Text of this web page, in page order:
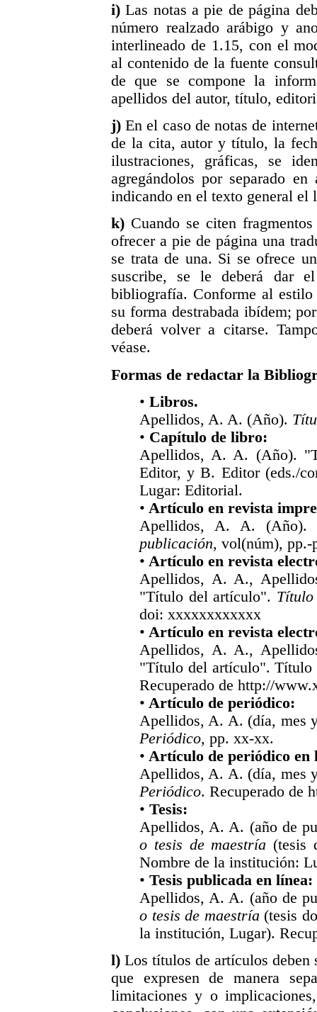
i)Las notas a pie de página
número realzado arábigo y
interlineado de 1.15, con el
al contenido de la fuente
de que se compone la
apellidos del autor, título,
j)En el caso de notas de
de la cita, autor y título, la
ilustraciones, gráficas, se
agregándolos por separado
indicando en el texto general el
k) Cuando se citen
ofrecer a pie de página una
se trata de una. Si se ofrece
suscribe, se le deberá dar
bibliografía. Conforme al
su forma destrabada ibídem;
deberá volver a citarse.
véase.
Formas de redactar la
• Libros.
Apellidos, A. A. (Año).
• Capítulo de libro:
Apellidos, A. A. (Año).
Editor, y B. Editor (eds./
Lugar: Editorial.
• Artículo en revista
Apellidos, A. A.
publicación, vol(núm), pp.-
• Artículo en revista
Apellidos, A. A.,
"Título del artículo".
doi: xxxxxxxxxxxx
• Artículo en revista
Apellidos, A. A.,
"Título del artículo". Título
Recuperado de http://
• Artículo de periódico:
Apellidos, A. A. (día, mes
Periódico, pp. xx-xx.
• Artículo de periódico en
Apellidos, A. A. (día, mes
Periódico. Recuperado de
• Tesis:
Apellidos, A. A. (año de
o tesis de maestría (tesis
Nombre de la institución:
• Tesis publicada en línea:
Apellidos, A. A. (año de
o tesis de maestría (tesis
la institución, Lugar).
l) Los títulos de artículos deben
que expresen de manera
limitaciones y o